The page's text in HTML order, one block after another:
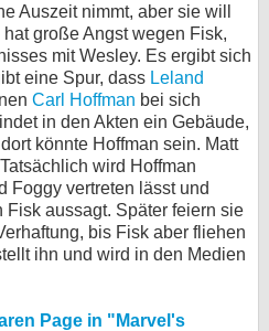
Auszeit nimmt, aber sie will
große Angst wegen Fisk,
mit Wesley. Es ergibt sich
eine Spur, dass Leland
Carl Hoffman bei sich
in den Akten ein Gebäude,
könnte Hoffman sein. Matt
wird Hoffman
Foggy vertreten lässt und
aussagt. Später feiern sie
bis Fisk aber fliehen
ihn und wird in den Medien
Page in "Marvel's